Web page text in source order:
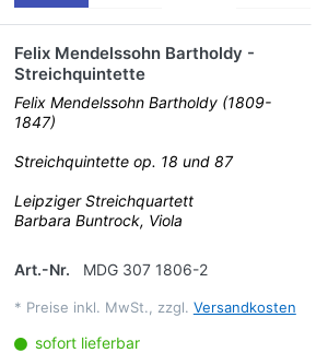
Felix Mendelssohn Bartholdy -
Streichquintette
Felix Mendelssohn Bartholdy (1809-
1847)
Streichquintette op. 18 und 87
Leipziger Streichquartett
Barbara Buntrock, Viola
Art.-Nr. MDG 307 1806-2
* Preise inkl. MwSt., zzgl. Versandkosten
sofort lieferbar